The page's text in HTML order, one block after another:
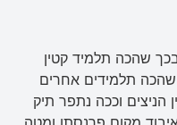
שהכה תלמיד קטין
תלמידים אחרים
הניצים וככה נתפר תיק